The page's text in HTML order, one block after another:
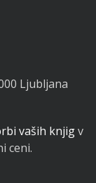
Ljubljana
vaših knjigv
ceni.